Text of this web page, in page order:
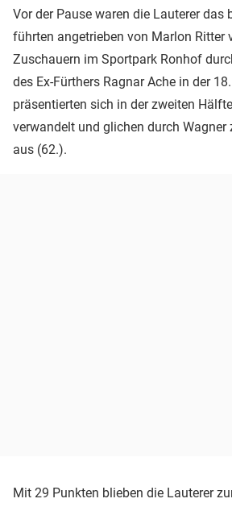
Vor der Pause waren die Lauterer das
führten angetrieben von Marlon Ritter
Zuschauern im Sportpark Ronhof
des Ex-Fürthers Ragnar Ache in der
präsentierten sich in der zweiten
verwandelt und glichen durch Wagner
aus (62.).
Mit 29 Punkten blieben die Lauterer